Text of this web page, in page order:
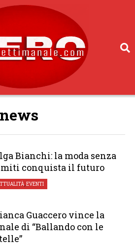
Bianchi: la moda senza
conquista il futuro
,EVENTI
Guaccero vince la
di “Ballando con le